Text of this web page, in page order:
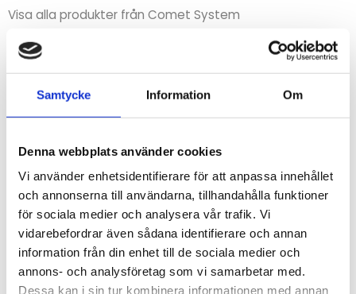
Samtycke Information Om
Denna webbplats använder cookies
Vi använder enhetsidentifierare för att anpassa innehållet
och annonserna till användarna, tillhandahålla funktioner
för sociala medier och analysera vår trafik. Vi
vidarebefordrar även sådana identifierare och annan
information från din enhet till de sociala medier och
annons- och analysföretag som vi samarbetar med.
Dessa kan i sin tur kombinera informationen med annan
Visa alla produkter från Comet System
Dimensioner: 270 x 570 x 140 mm
STÄLL EN FRÅGA OM PRODUKTEN
Omdömen
Du